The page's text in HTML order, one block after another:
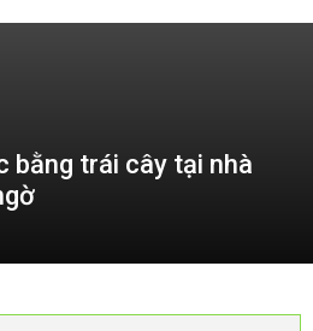
bằng trái cây tại nhà